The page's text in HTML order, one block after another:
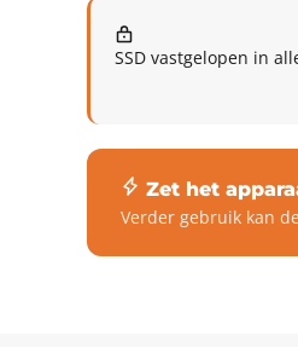
SSD vastgelopen in
Zet het
Verder gebruik kan